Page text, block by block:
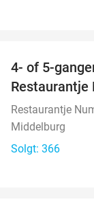
4- of 5-
Restaurantje
Restaurantje
Middelburg
Solgt: 366